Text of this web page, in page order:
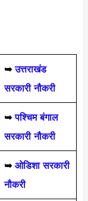
➥ उत्तराखंड
सरकारी नौकरी
➥ पश्चिम बंगाल
सरकारी नौकरी
➥ ओडिशा सरकारी
नौकरी